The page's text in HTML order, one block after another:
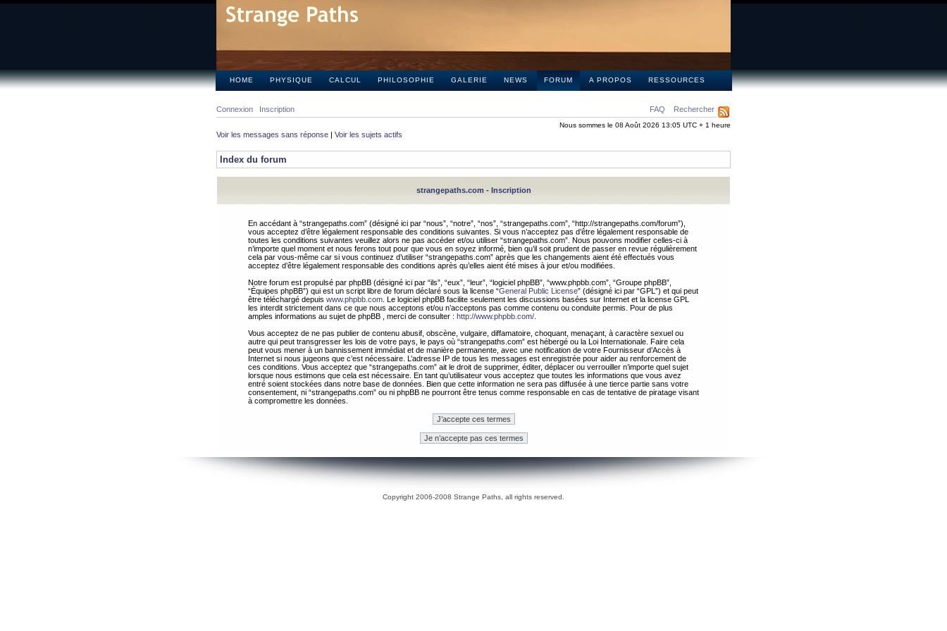
HOME PHYSIQUE CALCUL PHILOSOPHIE GALERIE NEWS FORUM A PROPOS RESSOURCES
FAQ Rechercher
Connexion Inscription
Nous sommes le 08 Août 2026 13:05 UTC + 1 heure
Voir les messages sans réponse | Voir les sujets actifs
Index du forum
strangepaths.com - Inscription
En accédant à “strangepaths.com” (désigné ici par “nous”, “notre”, “nos”, “strangepaths.com”, “http://strangepaths.com/forum”),
vous acceptez d’être légalement responsable des conditions suivantes. Si vous n’acceptez pas d’être légalement responsable de
toutes les conditions suivantes veuillez alors ne pas accéder et/ou utiliser “strangepaths.com”. Nous pouvons modifier celles-ci à
n’importe quel moment et nous ferons tout pour que vous en soyez informé, bien qu’il soit prudent de passer en revue régulièrement
cela par vous-même car si vous continuez d’utiliser “strangepaths.com” après que les changements aient été effectués vous
acceptez d’être légalement responsable des conditions après qu’elles aient été mises à jour et/ou modifiées.
Notre forum est propulsé par phpBB (désigné ici par “ils”, “eux”, “leur”, “logiciel phpBB”, “www.phpbb.com”, “Groupe phpBB”,
“Équipes phpBB”) qui est un script libre de forum déclaré sous la license “General Public License” (désigné ici par “GPL”) et qui peut
être téléchargé depuis www.phpbb.com . Le logiciel phpBB facilite seulement les discussions basées sur Internet et la license GPL
les interdit strictement dans ce que nous acceptons et/ou n’acceptons pas comme contenu ou conduite permis. Pour de plus
amples informations au sujet de phpBB , merci de consulter : http://www.phpbb.com/
Vous acceptez de ne pas publier de contenu abusif, obscène, vulgaire, diffamatoire, choquant, menaçant, à caractère sexuel ou
autre qui peut transgresser les lois de votre pays, le pays où “strangepaths.com” est hébergé ou la Loi Internationale. Faire cela
peut vous mener à un bannissement immédiat et de manière permanente, avec une notification de votre Fournisseur d’Accès à
Internet si nous jugeons que c’est nécessaire. L’adresse IP de tous les messages est enregistrée pour aider au renforcement de
ces conditions. Vous acceptez que “strangepaths.com” ait le droit de supprimer, éditer, déplacer ou verrouiller n’importe quel sujet
lorsque nous estimons que cela est nécessaire. En tant qu’utilisateur vous acceptez que toutes les informations que vous avez
entré soient stockées dans notre base de données. Bien que cette information ne sera pas diffusée à une tierce partie sans votre
consentement, ni “strangepaths.com” ou ni phpBB ne pourront être tenus comme responsable en cas de tentative de piratage visant
à compromettre les données.
Copyright 2006-2008 Strange Paths, all rights reserved.